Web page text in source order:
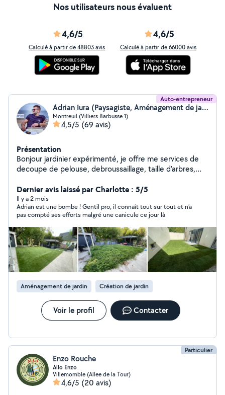
Nos utilisateurs nous évaluent
4,6/5
Calculé à partir de 48803 avis
4,6/5
Calculé à partir de 66000 avis
Auto-entrepreneur
Adrian Iura (Paysagiste, Aménagement de jardin)
Montreuil (Villiers Barbusse 1)
4,5/5 (69 avis)
Présentation
Bonjour jardinier expérimenté, je offre me services de
decoupe de pelouse, debroussaillage, taille d'arbres,
Dernier avis laissé par Charlotte : 5/5
Il y a 2 mois
Adrian est une bombe ! Gentil pro, il connaît tout sur tout et n’a
pas compté ses efforts malgré une canicule ce jour là
Aménagement de jardin Création de jardin
Voir le profil Contacter
Particulier
Enzo Rouche
Allo Enzo
Villemomble (Allee de la Tour)
4,6/5 (20 avis)